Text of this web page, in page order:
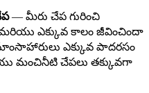
— మీరు చేప గురించి
ఎక్కువ కాలం జీవించిందా
మాంసాహారులు ఎక్కువ పాదరసం
మంచినీటి చేపలు తక్కువగా